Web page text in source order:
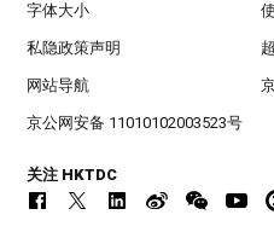
字体大小
私隐政策声明
网站导航
京公网安备 11010102003523号
关注 HKTDC